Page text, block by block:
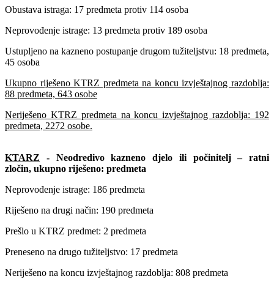
Obustava istraga: 17 predmeta protiv 114 osoba
Neprovođenje istrage: 13 predmeta protiv 189 osoba
Ustupljeno na kazneno postupanje drugom tužiteljstvu: 18 predmeta,
45 osoba
Ukupno riješeno KTRZ predmeta na koncu izvještajnog razdoblja:
88 predmeta, 643 osobe
Neriješeno KTRZ predmeta na koncu izvještajnog razdoblja: 192
predmeta, 2272 osobe.
KTARZ - Neodredivo kazneno djelo ili počinitelj – ratni
zločin, ukupno riješeno: predmeta
Neprovođenje istrage: 186 predmeta
Riješeno na drugi način: 190 predmeta
Prešlo u KTRZ predmet: 2 predmeta
Preneseno na drugo tužiteljstvo: 17 predmeta
Neriješeno na koncu izvještajnog razdoblja: 808 predmeta